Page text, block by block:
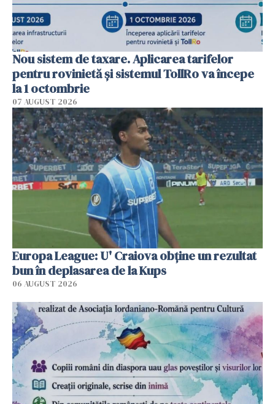
Nou sistem de taxare. Aplicarea tarifelor
pentru rovinietă şi sistemul TollRo va începe
la 1 octombrie
07 AUGUST 2026
Europa League: U' Craiova obține un rezultat
bun în deplasarea de la Kups
06 AUGUST 2026